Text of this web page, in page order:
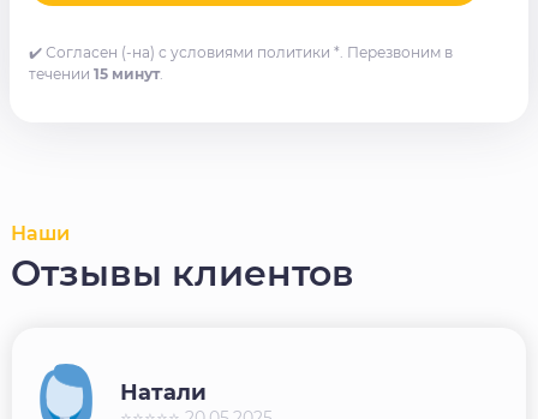
✔️ Согласен (-на) с условиями политики *. Перезвоним в
течении 15 минут.
Наши
Отзывы клиентов
Натали